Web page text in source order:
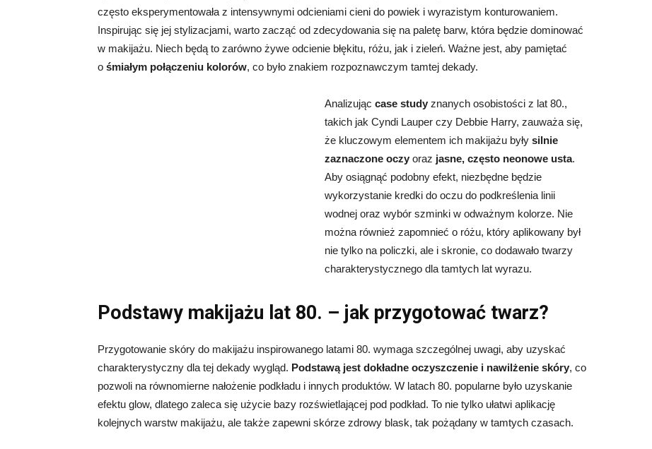
często eksperymentowała z intensywnymi odcieniami cieni do powiek i wyrazistym konturowaniem.
Inspirując się jej stylizacjami, warto zacząć od zdecydowania się na paletę barw, która będzie dominować
w makijażu. Niech będą to zarówno żywe odcienie błękitu, różu, jak i zieleń. Ważne jest, aby pamiętać
o śmiałym połączeniu kolorów, co było znakiem rozpoznawczym tamtej dekady.
Analizując case study znanych osobistości z lat 80.,
takich jak Cyndi Lauper czy Debbie Harry, zauważa się,
że kluczowym elementem ich makijażu były silnie
zaznaczone oczy oraz jasne, często neonowe usta.
Aby osiągnąć podobny efekt, niezbędne będzie
wykorzystanie kredki do oczu do podkreślenia linii
wodnej oraz wybór szminki w odważnym kolorze. Nie
można również zapomnieć o różu, który aplikowany był
nie tylko na policzki, ale i skronie, co dodawało twarzy
charakterystycznego dla tamtych lat wyrazu.
Podstawy makijażu lat 80. – jak przygotować twarz?
Przygotowanie skóry do makijażu inspirowanego latami 80. wymaga szczególnej uwagi, aby uzyskać
charakterystyczny dla tej dekady wygląd. Podstawą jest dokładne oczyszczenie i nawilżenie skóry, co
pozwoli na równomierne nałożenie podkładu i innych produktów. W latach 80. popularne było uzyskanie
efektu glow, dlatego zaleca się użycie bazy rozświetlającej pod podkład. To nie tylko ułatwi aplikację
kolejnych warstw makijażu, ale także zapewni skórze zdrowy blask, tak pożądany w tamtych czasach.